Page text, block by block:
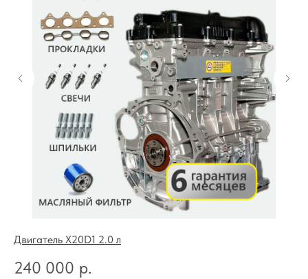
Двигатель X20D1 2.0 л
240 000 р.